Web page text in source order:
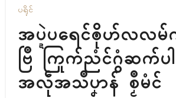
ပရိုၚ်
အပ္ဍဲပရေၚ်ၜိုဟ်လလ
ဗြဳ ကြုက်ညံၚ်ဂွံဆက်ပ
အလဵုအသဳပၞာန် စၟဳမံၚ်